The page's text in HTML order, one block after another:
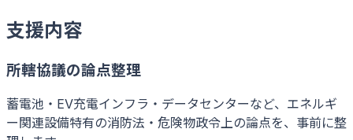
支援内容
所轄協議の論点整理
蓄電池・EV充電インフラ・データセンターなど、エネルギ
ー関連設備特有の消防法・危険物政令上の論点を、事前に整